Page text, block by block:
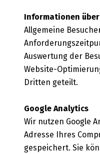
Informationen über
Allgemeine
Auswertung der
Website-
Dritten geteilt.
Google Analytics
Wir nutzen Google
Adresse Ihres
gespeichert. Sie